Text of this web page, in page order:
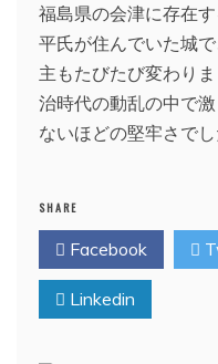
福島県の会津に存在
平氏が住んでいた城
主もたびたび変わり
治時代の動乱の中で
ないほどの堅牢さで
SHARE
Facebook
Linkedin